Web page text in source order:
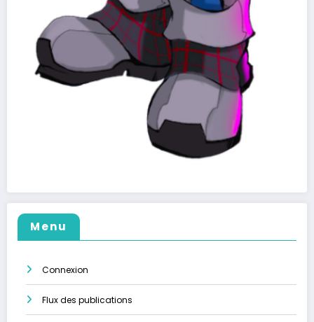
Menu
Connexion
Flux des publications